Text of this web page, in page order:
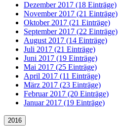
Dezember 2017 (18 Einträge)
November 2017 (21 Einträge)
Oktober 2017 (21 Einträge)
September 2017 (22 Einträge)
August 2017 (14 Einträge)
Juli 2017 (21 Einträge)
Juni 2017 (19 Einträge)
Mai 2017 (25 Einträge)
April 2017 (11 Einträge)
März 2017 (23 Einträge)
Februar 2017 (20 Einträge)
Januar 2017 (19 Einträge)
2016